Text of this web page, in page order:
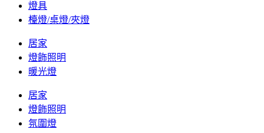
燈具
檯燈/桌燈/夾燈
居家
燈飾照明
暖光燈
居家
燈飾照明
氛圍燈